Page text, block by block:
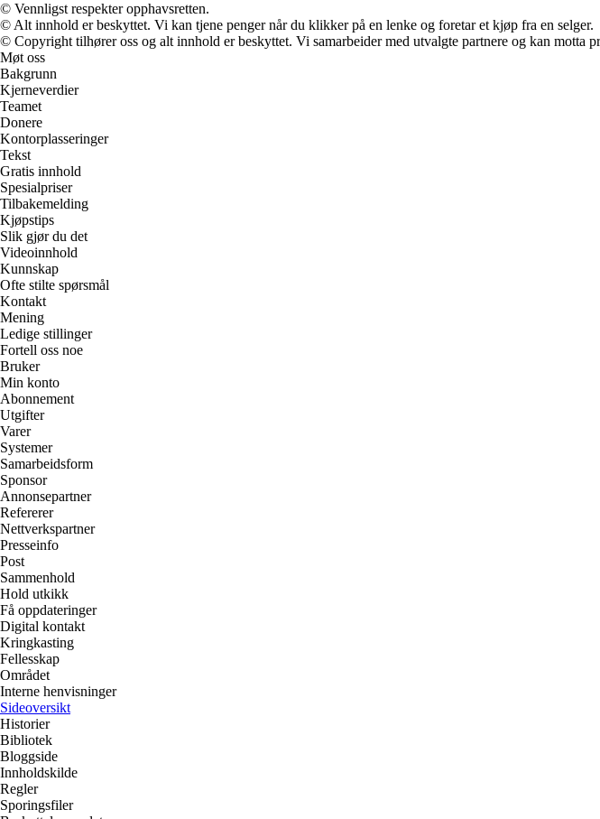
© Vennligst respekter opphavsretten.
© Alt innhold er beskyttet. Vi kan tjene penger når du klikker på en lenke og foretar et kjøp fra en selger.
© Copyright tilhører oss og alt innhold er beskyttet. Vi samarbeider med utvalgte partnere og kan
Møt oss
Bakgrunn
Kjerneverdier
Teamet
Donere
Kontorplasseringer
Tekst
Gratis innhold
Spesialpriser
Tilbakemelding
Kjøpstips
Slik gjør du det
Videoinnhold
Kunnskap
Ofte stilte spørsmål
Kontakt
Mening
Ledige stillinger
Fortell oss noe
Bruker
Min konto
Abonnement
Utgifter
Varer
Systemer
Samarbeidsform
Sponsor
Annonsepartner
Refererer
Nettverkspartner
Presseinfo
Post
Sammenhold
Hold utkikk
Få oppdateringer
Digital kontakt
Kringkasting
Fellesskap
Området
Interne henvisninger
Sideoversikt
Historier
Bibliotek
Bloggside
Innholdskilde
Regler
Sporingsfiler